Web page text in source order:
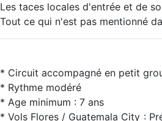
Les taces locales d'entrée et de
Tout ce qui n'est pas mentionné
* Circuit accompagné en petit
* Rythme modéré
* Age minimum : 7 ans
* Vols Flores / Guatemala City :